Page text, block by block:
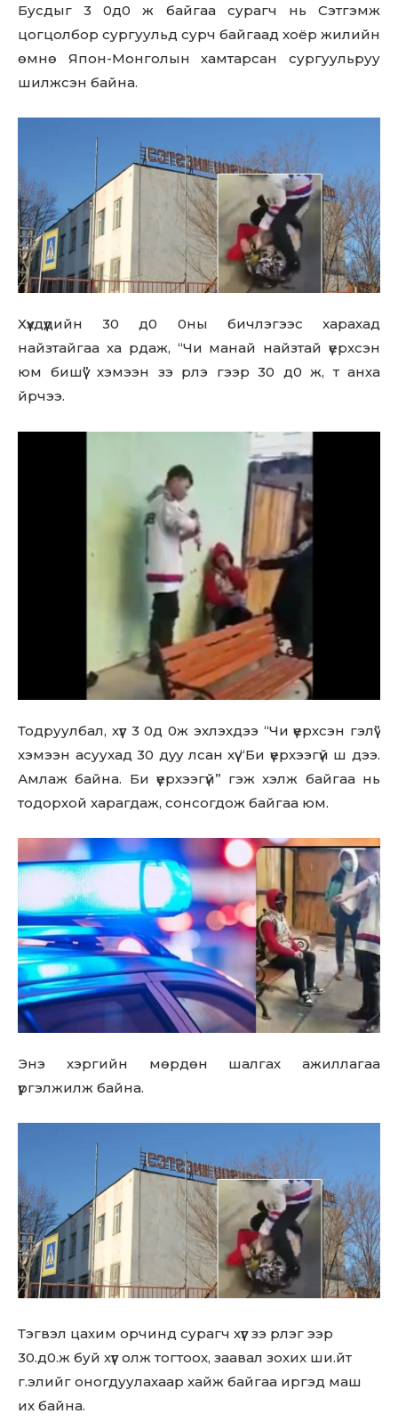
Бусдыг 3 0д0 ж байгаа сурагч нь Сэтгэмж
цогцолбор сургуульд сурч байгаад хоёр жилийн
өмнө Япон-Монголын хамтарсан сургуульруу
шилжсэн байна.
Хүүхдүүдийн 30 д0 0ны бичлэгээс харахад
найзтайгаа ха рдаж, “Чи манай найзтай үерхсэн
юм бишүү” хэмээн зэ рлэ гээр 30 д0 ж, т анха
йрчээ.
Тодруулбал, хүүг 3 0д 0ж эхлэхдээ “Чи үерхсэн гэлүү”
хэмээн асуухад 30 дyy лcaн хүү “Би үерхээгүй ш дээ.
Амлаж байна. Би үерхээгүй” гэж хэлж байгаа нь
тодорхой харагдаж, сонсогдож байгаа юм.
Энэ хэргийн мөрдөн шалгах ажиллагаа
үргэлжилж байна.
Тэгвэл цахим орчинд сурагч хүүг зэ рлэг ээр
30.д0.ж буй хүүг олж тогтоох, заавал зохих ши.йт
г.элийг оногдуулахаар хайж байгаа иргэд маш
их байна.